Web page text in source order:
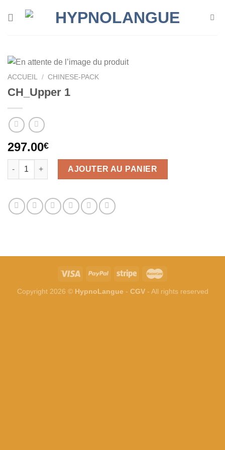
ACCUEIL / CHINESE-PACK
CH_Upper 1
297.00€
quantité de CH_Upper 1
AJOUTER AU PANIER
Copyright 2026 © HypnoLangue- CGV- All rights reserved